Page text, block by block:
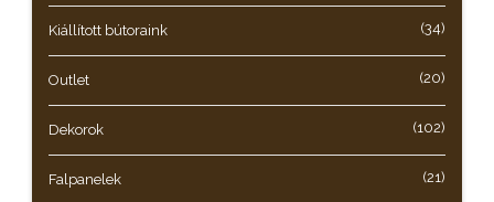
Kiállított bútoraink (34)
Outlet (20)
Dekorok (102)
Falpanelek (21)